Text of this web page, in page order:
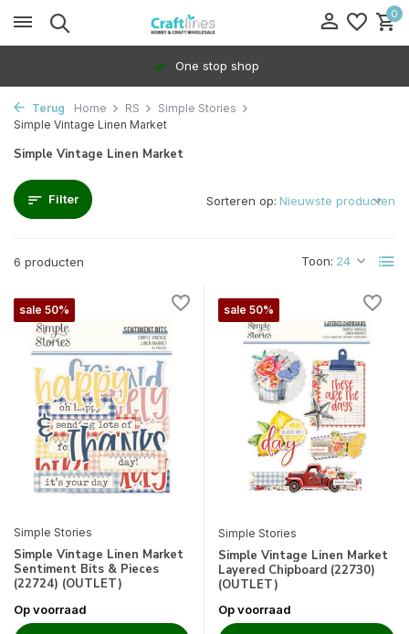
0
One stop shop
Terug Home RS
Simple Stories
Simple Vintage Linen Market
Simple Vintage Linen Market
Filter
6 producten Toon:
Sorteren op:
sale 50%
Simple Stories
Simple Vintage Linen Market
Sentiment Bits & Pieces
(22724) (OUTLET)
Op voorraad
sale 50%
Simple Stories
Simple Vintage Linen Market
Layered Chipboard (22730)
(OUTLET)
Op voorraad